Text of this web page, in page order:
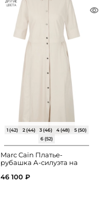
1 (42) 2 (44) 3 (46) 4 (48)
5 (50)
6 (52)
Marc Cain Платье-
рубашка А-силуэта на
46 100 ₽